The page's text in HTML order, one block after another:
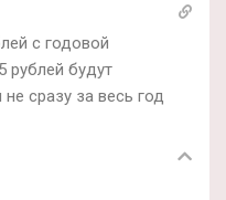
с годовой
рублей будут
сразу за весь год